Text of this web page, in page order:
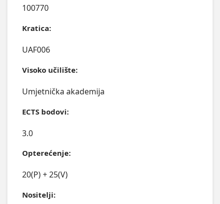
100770
Kratica:
UAF006
Visoko učilište:
Umjetnička akademija
ECTS bodovi:
3.0
Opterećenje:
20(P) + 25(V)
Nositelji: